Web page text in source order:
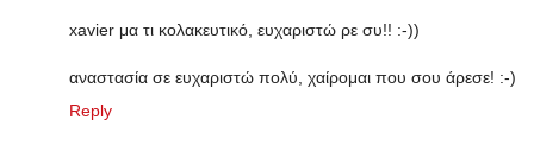
xavier μα τι κολακευτικό, ευχαριστώ ρε συ!! :-))
αναστασία σε ευχαριστώ πολύ, χαίρομαι που σου άρεσε! :-)
Reply